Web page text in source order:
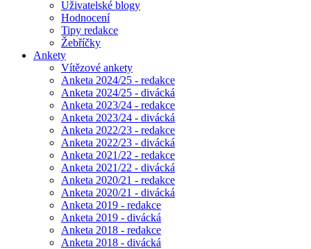
Uživatelské blogy
Hodnocení
Tipy redakce
Žebříčky
Ankety
Vítězové ankety
Anketa 2024/25 - redakce
Anketa 2024/25 - divácká
Anketa 2023/24 - redakce
Anketa 2023/24 - divácká
Anketa 2022/23 - redakce
Anketa 2022/23 - divácká
Anketa 2021/22 - redakce
Anketa 2021/22 - divácká
Anketa 2020/21 - redakce
Anketa 2020/21 - divácká
Anketa 2019 - redakce
Anketa 2019 - divácká
Anketa 2018 - redakce
Anketa 2018 - divácká